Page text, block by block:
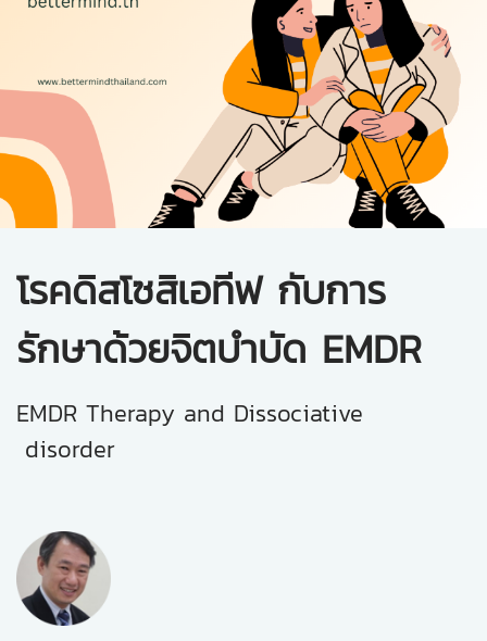
โรคดิสโซสิเอทีฟ กับการ
รักษาด้วยจิตบำบัด EMDR
EMDR Therapy and Dissociative
disorder